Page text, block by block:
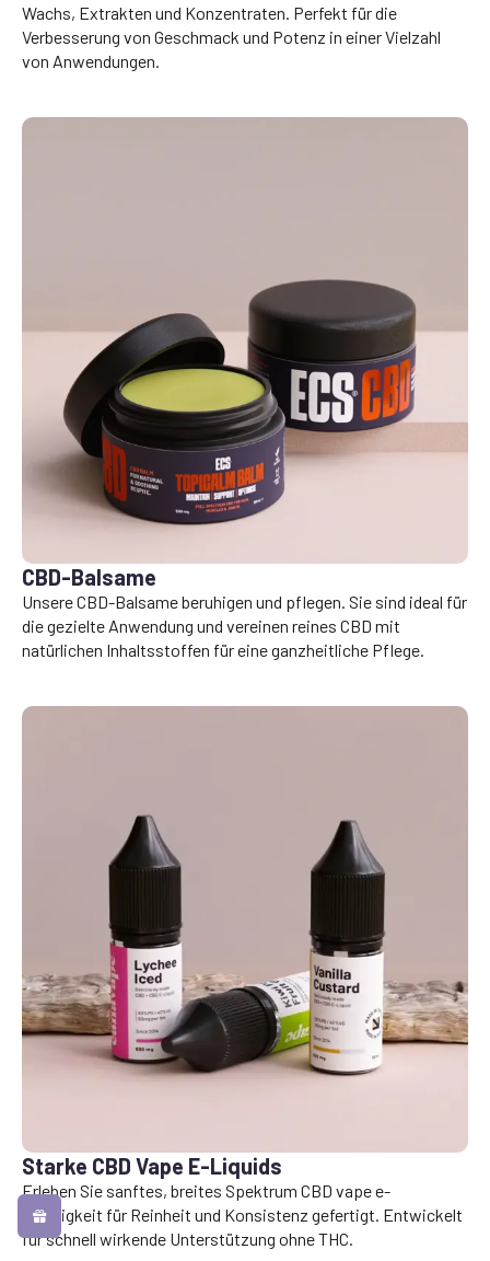
Wachs, Extrakten und Konzentraten. Perfekt für die
Verbesserung von Geschmack und Potenz in einer Vielzahl
von Anwendungen.
CBD-Balsame
Unsere CBD-Balsame beruhigen und pflegen. Sie sind ideal für
die gezielte Anwendung und vereinen reines CBD mit
natürlichen Inhaltsstoffen für eine ganzheitliche Pflege.
Starke CBD Vape E-Liquids
Erleben Sie sanftes, breites Spektrum CBD vape e-
Flüssigkeit für Reinheit und Konsistenz gefertigt. Entwickelt
für schnell wirkende Unterstützung ohne THC.